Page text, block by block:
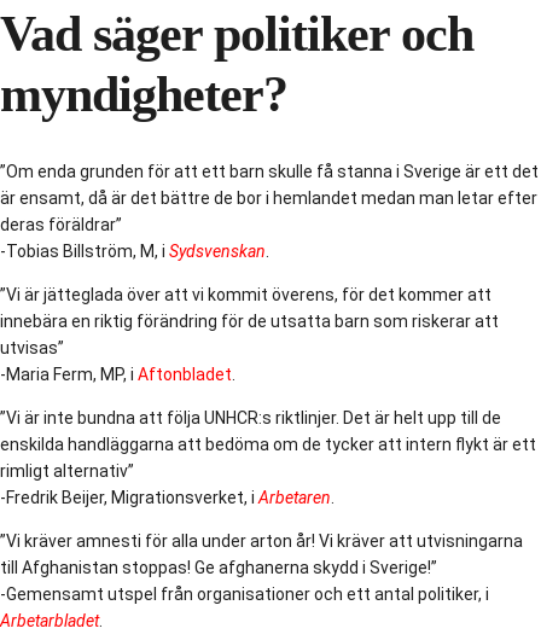
Vad säger politiker och
myndigheter?
”Om enda grunden för att ett barn skulle få stanna i Sverige är ett det
är ensamt, då är det bättre de bor i hemlandet medan man letar efter
deras föräldrar”
-Tobias Billström, M, i Sydsvenskan
”Vi är jätteglada över att vi kommit överens, för det kommer att
innebära en riktig förändring för de utsatta barn som riskerar att
utvisas”
-Maria Ferm, MP, i Aftonbladet
”Vi är inte bundna att följa UNHCR:s riktlinjer. Det är helt upp till de
enskilda handläggarna att bedöma om de tycker att intern flykt är ett
rimligt alternativ”
-Fredrik Beijer, Migrationsverket, i Arbetaren
”Vi kräver amnesti för alla under arton år! Vi kräver att utvisningarna
till Afghanistan stoppas! Ge afghanerna skydd i Sverige!”
-Gemensamt utspel från organisationer och ett antal politiker, i
Arbetarbladet.